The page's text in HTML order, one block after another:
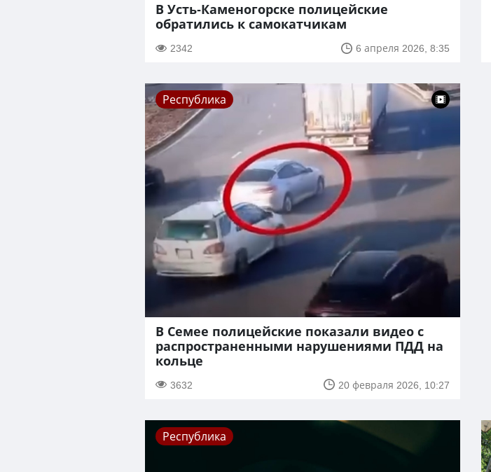
В Усть-Каменогорске полицейские
обратились к самокатчикам
2342 6 апреля 2026, 8:35
Республика
В Семее полицейские показали видео с
распространенными нарушениями ПДД на
кольце
3632 20 февраля 2026, 10:27
Республика